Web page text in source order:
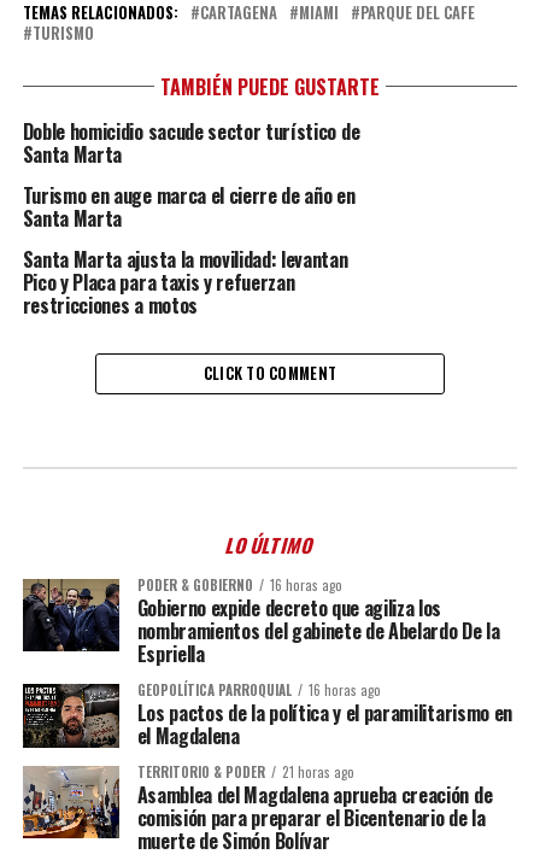
TEMAS RELACIONADOS: CARTAGENA MIAMI
PARQUE DEL CAFE
TURISMO
TAMBIÉN PUEDE GUSTARTE
Doble homicidio sacude sector turístico de
Santa Marta
Turismo en auge marca el cierre de año en
Santa Marta
Santa Marta ajusta la movilidad: levantan
Pico y Placa para taxis y refuerzan
restricciones a motos
CLICK TO COMMENT
LO ÚLTIMO
PODER & GOBIERNO 16 horas ago
Gobierno expide decreto que agiliza los
nombramientos del gabinete de Abelardo De la
Espriella
GEOPOLÍTICA PARROQUIAL 16 horas ago
Los pactos de la política y el paramilitarismo en
el Magdalena
TERRITORIO & PODER 21 horas ago
Asamblea del Magdalena aprueba creación de
comisión para preparar el Bicentenario de la
muerte de Simón Bolívar